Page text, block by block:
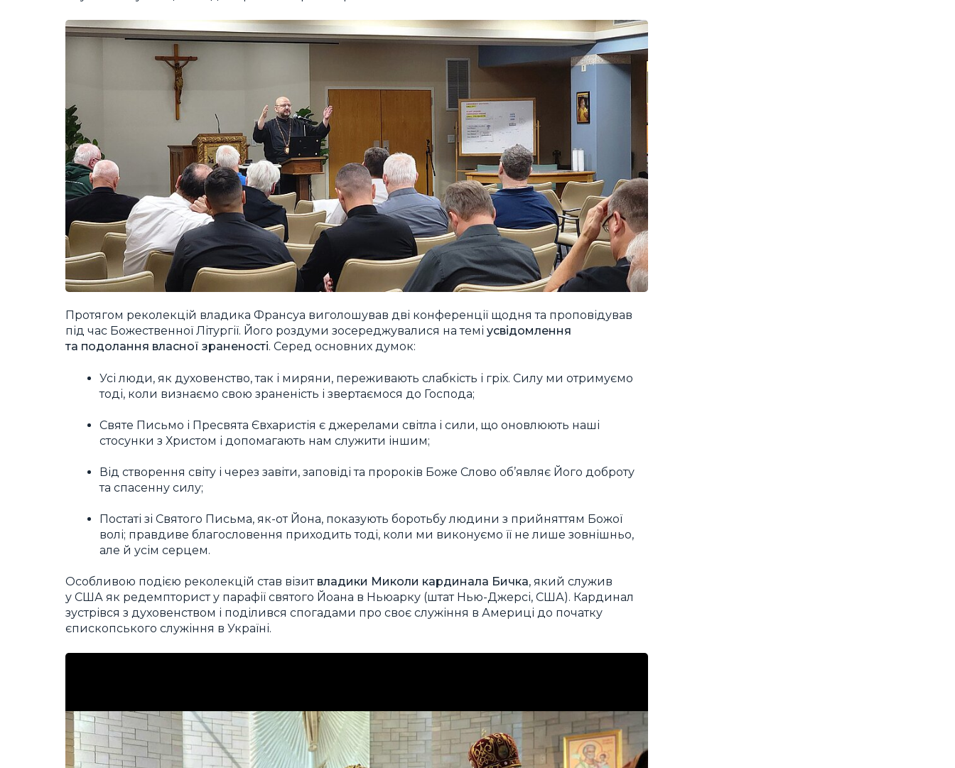
Протягом реколекцій владика Франсуа виголошував дві конференції щодня та проповідував
під час Божественної Літургії. Його роздуми зосереджувалися на темі усвідомлення
та подолання власної зраненості. Серед основних думок:
Усі люди, як духовенство, так і миряни, переживають слабкість і гріх. Силу ми отримуємо
тоді, коли визнаємо свою зраненість і звертаємося до Господа;
Святе Письмо і Пресвята Євхаристія є джерелами світла і сили, що оновлюють наші
стосунки з Христом і допомагають нам служити іншим;
Від створення світу і через завіти, заповіді та пророків Боже Слово об’являє Його доброту
та спасенну силу;
Постаті зі Святого Письма, як-от Йона, показують боротьбу людини з прийняттям Божої
волі; правдиве благословення приходить тоді, коли ми виконуємо її не лише зовнішньо,
але й усім серцем.
Особливою подією реколекцій став візит владики Миколи кардинала Бичка, який служив
у США як редемпторист у парафії святого Йоана в Ньюарку (штат Нью-Джерсі, США). Кардинал
зустрівся з духовенством і поділився спогадами про своє служіння в Америці до початку
єпископського служіння в Україні.